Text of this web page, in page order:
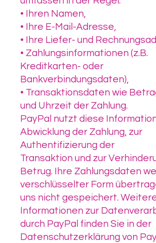
• Ihren Namen,
• Ihre E-Mail-Adresse,
• Ihre Liefer- und
• Zahlungsinformationen (z.B.
Kreditkarten- oder
Bankverbindungsdaten),
• Transaktionsdaten wie
und Uhrzeit der Zahlung.
PayPal nutzt diese
Abwicklung der Zahlung, zur
Authentifizierung der
Transaktion und zur
Betrug. Ihre Zahlungsdaten
verschlüsselter Form
uns nicht gespeichert.
Informationen zur
durch PayPal finden Sie in der
Datenschutzerklärung von